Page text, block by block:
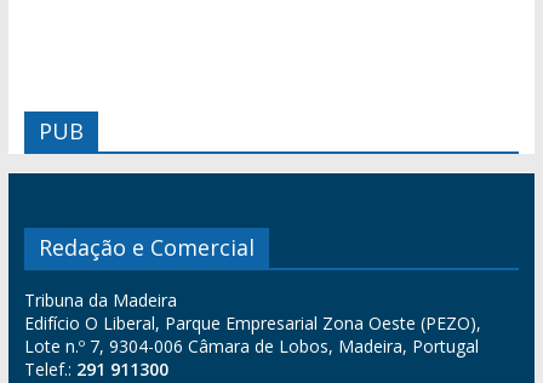
PUB
Redação e Comercial
Tribuna da Madeira
Edifício O Liberal, Parque Empresarial Zona Oeste (PEZO),
Lote n.º 7, 9304-006 Câmara de Lobos, Madeira, Portugal
Telef.: 291 911300